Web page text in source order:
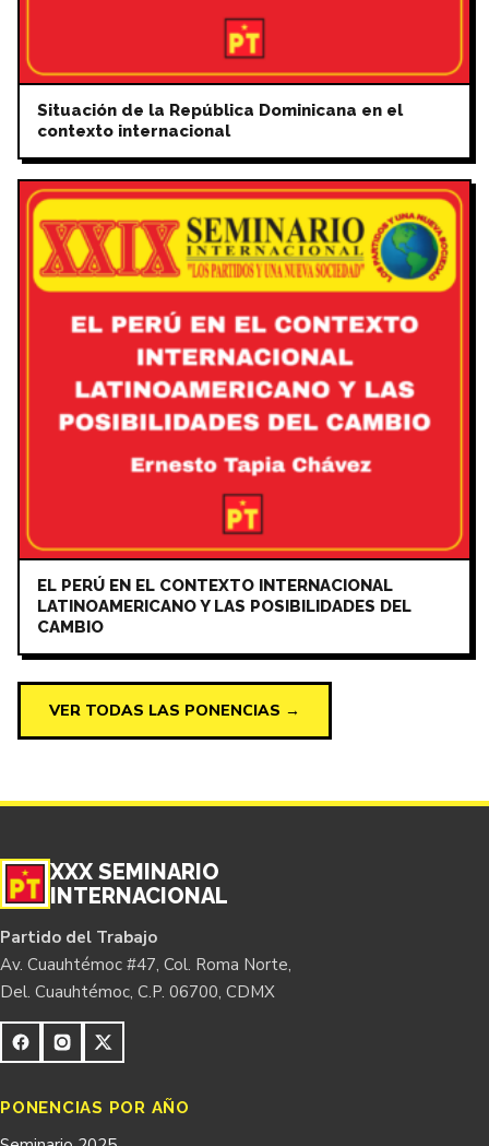
Situación de la República Dominicana en el
contexto internacional
EL PERÚ EN EL CONTEXTO INTERNACIONAL
LATINOAMERICANO Y LAS POSIBILIDADES DEL
CAMBIO
VER TODAS LAS PONENCIAS →
XXX SEMINARIO
INTERNACIONAL
Partido del Trabajo
Av. Cuauhtémoc #47, Col. Roma Norte,
Del. Cuauhtémoc, C.P. 06700, CDMX
PONENCIAS POR AÑO